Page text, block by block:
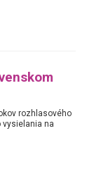
rozhlasového
vysielania na